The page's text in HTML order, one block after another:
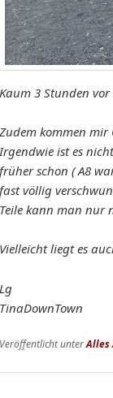
Kaum 3 Stunden
Zudem kommen mir
Irgendwie ist es
früher schon ( A8
fast völlig
Teile kann man nur
Vielleicht liegt es
Lg
TinaDownTown
Veröffentlicht unterAlles